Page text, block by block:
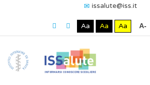
issalute@iss.it
Aa Aa Aa A-